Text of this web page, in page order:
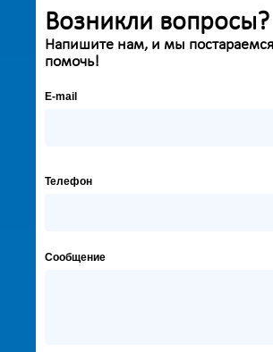
Возникли вопросы?
Напишите нам, и мы
помочь!
E-mail
Телефон
Сообщение